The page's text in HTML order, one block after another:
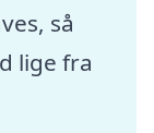
så
lige fra